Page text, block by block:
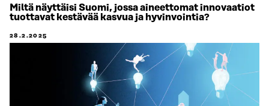
Miltä näyttäisi Suomi, jossa aineettomat innovaatiot
tuottavat kestävää kasvua ja hyvinvointia?
28.2.2025